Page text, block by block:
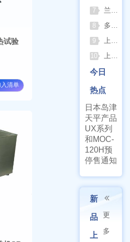
试验
清单
7 兰格恒流泵2026年8月动态：以专利落地与合规升级筑牢精密流体传输根基
8 多水样批量检测场景下 水质仪器提升作业效率的实践思路
9 上海棱光752Pro紫外可见分光光度计核心优势与适用场景解析
10 上海亚荣旋蒸+真空泵一站式实验室配套方案
今日
热点
日本岛津
天平产品
UX系列
和MOC-
120H预
停售通知
新
品
上
更
多